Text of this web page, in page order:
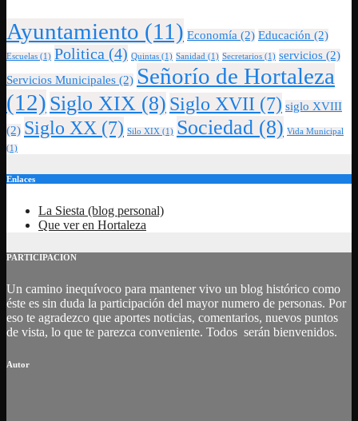
Ayuntamiento (11) Economía (2) Educación (2)
Escuelas (1) Politica (4) Quintas (1) Sanidad (1) Secretarios (1) servicios (2)
Servicios Municipales (2) Señorío de Hortaleza
(12) Siglo XIX (8) Siglo XVII (7) siglo XVIII
(2) Siglo XX (7) Silo XIX (1) Sociedad (8) Vida Municipal
(1)
Enlaces
La Siesta (blog personal)
Que ver en Hortaleza
PARTICIPACION
Un camino inequívoco para mantener vivo un blog histórico como
éste es sin duda la participación del mayor numero de personas. Por
eso te agradezco que aportes noticias, comentarios, nuevos puntos
de vista, lo que te parezca conveniente. Todos serán bienvenidos.
Autor